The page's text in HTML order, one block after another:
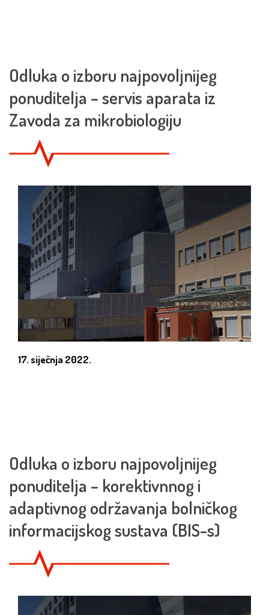
Odluka o izboru najpovoljnijeg
ponuditelja – servis aparata iz
Zavoda za mikrobiologiju
17. siječnja 2022.
Odluka o izboru najpovoljnijeg
ponuditelja – korektivnnog i
adaptivnog održavanja bolničkog
informacijskog sustava (BIS-s)